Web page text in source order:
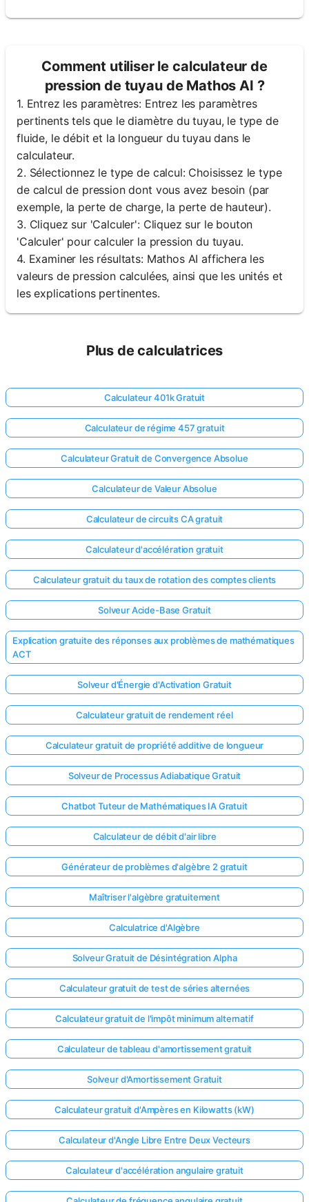
Comment utiliser le calculateur de
pression de tuyau de Mathos AI ?
1. Entrez les paramètres: Entrez les paramètres
pertinents tels que le diamètre du tuyau, le type de
fluide, le débit et la longueur du tuyau dans le
calculateur.
2. Sélectionnez le type de calcul: Choisissez le type
de calcul de pression dont vous avez besoin (par
exemple, la perte de charge, la perte de hauteur).
3. Cliquez sur 'Calculer': Cliquez sur le bouton
'Calculer' pour calculer la pression du tuyau.
4. Examiner les résultats: Mathos AI affichera les
valeurs de pression calculées, ainsi que les unités et
les explications pertinentes.
Plus de calculatrices
Calculateur 401k Gratuit
Calculateur de régime 457 gratuit
Calculateur Gratuit de Convergence Absolue
Calculateur de Valeur Absolue
Calculateur de circuits CA gratuit
Calculateur d'accélération gratuit
Calculateur gratuit du taux de rotation des comptes clients
Solveur Acide-Base Gratuit
Explication gratuite des réponses aux problèmes de mathématiques
ACT
Solveur d'Énergie d'Activation Gratuit
Calculateur gratuit de rendement réel
Calculateur gratuit de propriété additive de longueur
Solveur de Processus Adiabatique Gratuit
Chatbot Tuteur de Mathématiques IA Gratuit
Calculateur de débit d'air libre
Générateur de problèmes d'algèbre 2 gratuit
Maîtriser l'algèbre gratuitement
Calculatrice d'Algèbre
Solveur Gratuit de Désintégration Alpha
Calculateur gratuit de test de séries alternées
Calculateur gratuit de l'impôt minimum alternatif
Calculateur de tableau d'amortissement gratuit
Solveur d'Amortissement Gratuit
Calculateur gratuit d'Ampères en Kilowatts (kW)
Calculateur d'Angle Libre Entre Deux Vecteurs
Calculateur d'accélération angulaire gratuit